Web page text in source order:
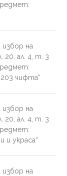
на
20, ал. 4, т. 3
чифта“
на
20, ал. 4, т. 3
и украса“
на